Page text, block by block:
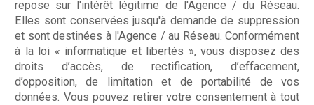
repose sur l'intérêt légitime de l'Agence / du Réseau.
Elles sont conservées jusqu'à demande de suppression
et sont destinées à l'Agence / au Réseau. Conformément
à la loi « informatique et libertés », vous disposez des
droits d’accès, de rectification, d’effacement,
d’opposition, de limitation et de portabilité de vos
données. Vous pouvez retirer votre consentement à tout